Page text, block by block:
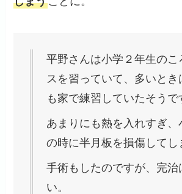
平野さんは小学２年生のこ
スを習っていて、多いとき
も家で練習していたそうで
あまりにも熱を入れすぎ、
の時に半月板を損傷してし
手術もしたのですが、完治
い。